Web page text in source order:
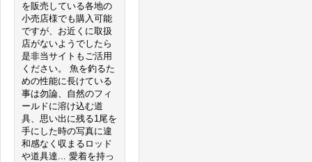
を販売している各地の
小売店様でも購入可能
ですが、お近くに取扱
店がないようでしたら
是非当サイトもご活用
ください。 魚を釣るた
めの性能に長けている
事は勿論、自然のフィ
ールドに溶け込む道
具、思い出に残る1尾を
手にした時の写真に違
和感なく収まるロッド
や道具達... 愛着を持っ